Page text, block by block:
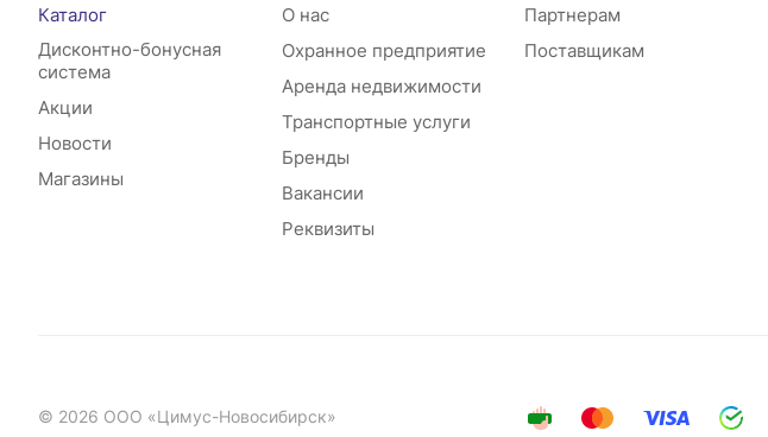
Каталог
Дисконтно-бонусная
система
Акции
Новости
Магазины
О нас
Охранное предприятие
Аренда недвижимости
Транспортные услуги
Бренды
Вакансии
Реквизиты
Партнерам
Поставщикам
© 2026 ООО «Цимус-Новосибирск»